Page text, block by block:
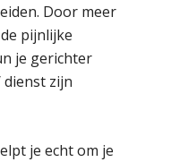
Door meer
pijnlijke
je gerichter
zijn
je echt om je